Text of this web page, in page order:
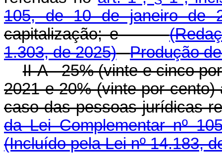
105, de 10 de janeiro de
capitalização; e
1.303, de 2025)
Produção
II-A - 25% (vinte e cinco
2021 e 20% (vinte por
caso das pessoas jurídicas
da Lei Complementar nº
(Incluído pela Lei nº 14.183,